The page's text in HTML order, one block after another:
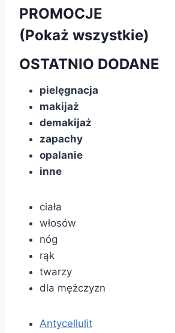
PROMOCJE
(Pokaż wszystkie)
OSTATNIO DODANE
pielęgnacja
makijaż
demakijaż
zapachy
opalanie
inne
ciała
włosów
nóg
rąk
twarzy
dla mężczyzn
Antycellulit